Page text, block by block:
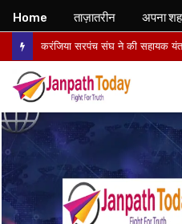
Home ताज़ातरीन अपना